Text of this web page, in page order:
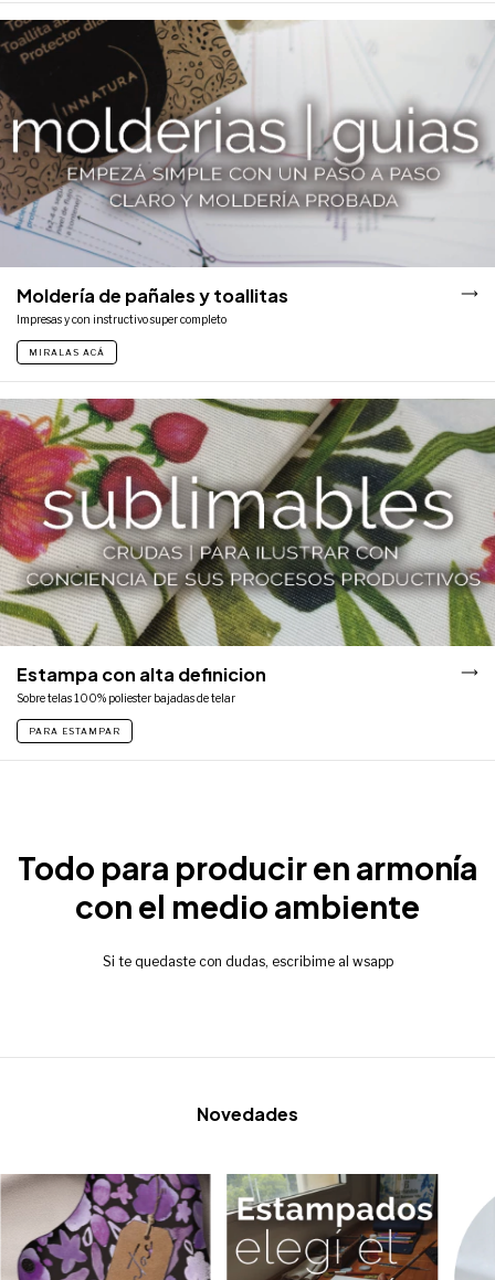
Moldería de pañales y toallitas
Impresas y con instructivo super completo
MIRALAS ACÁ
Estampa con alta definicion
Sobre telas 100% poliester bajadas de telar
PARA ESTAMPAR
Todo para producir en armonía
con el medio ambiente
Si te quedaste con dudas, escribime al wsapp
Novedades